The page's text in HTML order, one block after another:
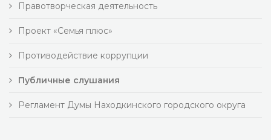
Правотворческая деятельность
Проект «Семья плюс»
Противодействие коррупции
Публичные слушания
Регламент Думы Находкинского городского округа